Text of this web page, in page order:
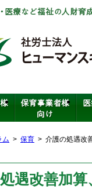
ム 保育
介護の処遇改
遇改善加